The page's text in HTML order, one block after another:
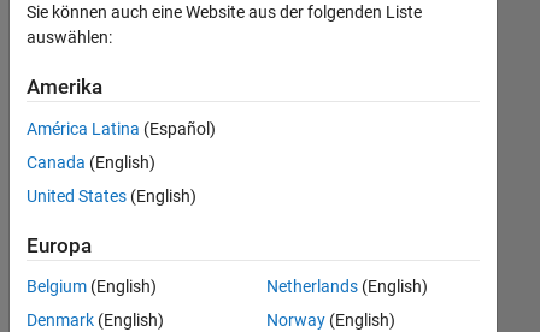
Commercial Sales
Education Sales
Marketing Services
Business Model Team
Finance and Operations
Human Resources
Derzeit
es
keine
offenen
Stellen,
Ihren
Suchkriterien
entsprechen.
Sie können auch eine Website aus der folgenden Liste
auswählen:
Amerika
América Latina (Español)
Canada (English)
United States (English)
Europa
Belgium (English)
Denmark (English)
Netherlands(English)
Norway(English)